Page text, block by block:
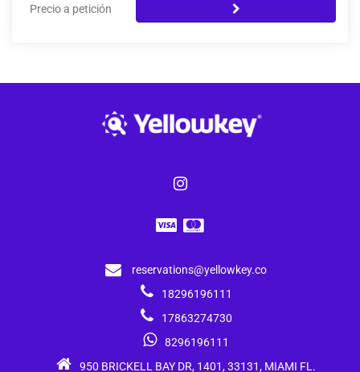
Precio a petición
reservations@yellowkey.co
18296196111
17863274730
8296196111
950 BRICKELL BAY DR, 1401, 33131, MIAMI FL.